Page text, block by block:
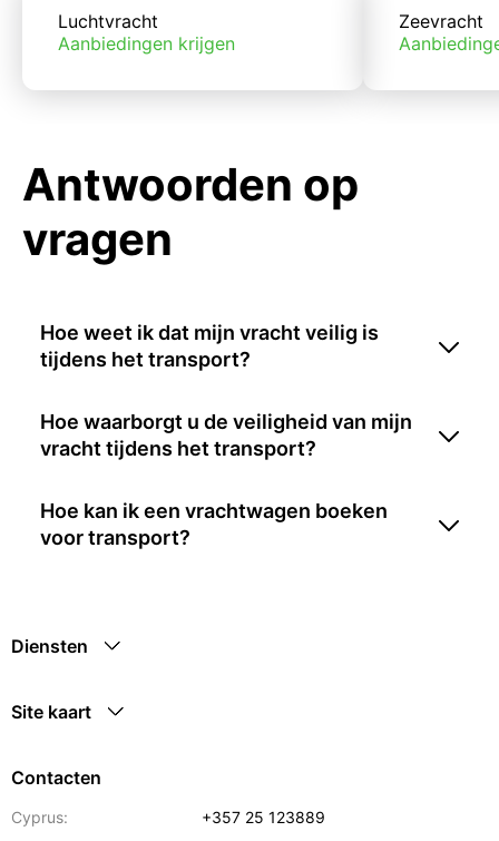
Luchtvracht
Aanbiedingen krijgen
Zeevracht
Antwoorden op
vragen
Hoe weet ik dat mijn vracht veilig is
tijdens het transport?
Hoe waarborgt u de veiligheid van mijn
vracht tijdens het transport?
Hoe kan ik een vrachtwagen boeken
voor transport?
Diensten
Site kaart
Contacten
Cyprus:
+357 25 123889